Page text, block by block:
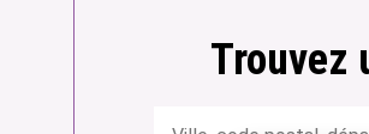
Trouvez